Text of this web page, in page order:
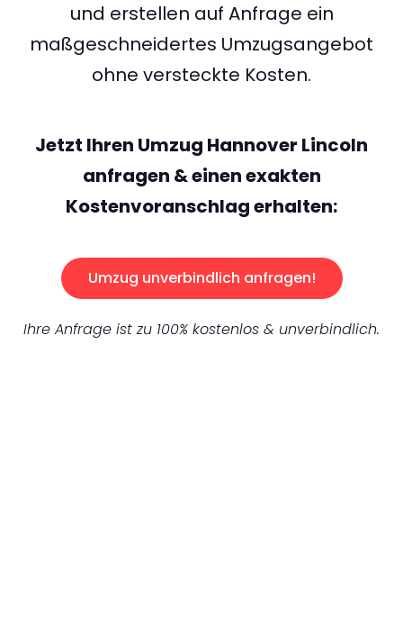
und erstellen auf Anfrage ein
maßgeschneidertes Umzugsangebot
ohne versteckte Kosten.
Jetzt Ihren Umzug Hannover Lincoln
anfragen & einen exakten
Kostenvoranschlag erhalten:
Umzug unverbindlich anfragen!
Ihre Anfrage ist zu 100% kostenlos & unverbindlich.